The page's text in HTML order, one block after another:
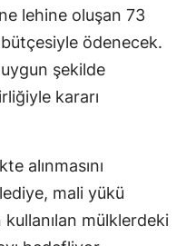
lehine oluşan 73
ödenecek.
şekilde
kararı
alınmasını
mali yükü
mülklerdeki